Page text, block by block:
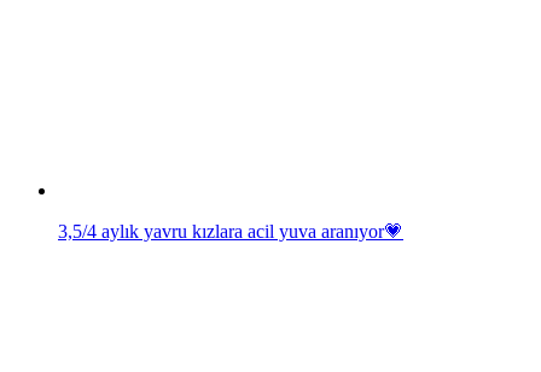
3,5/4 aylık yavru kızlara acil yuva aranıyor💗